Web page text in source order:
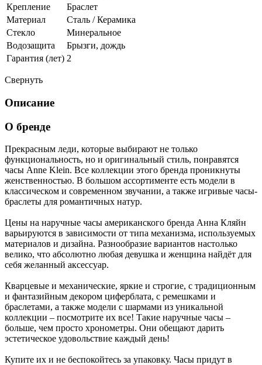
Крепление
Браслет
Материал
Сталь / Керамика
Стекло
Минеральное
Водозащита
Брызги, дождь
Гарантия (лет) 2
Свернуть
Описание
О бренде
Прекрасным леди, которые выбирают не только
функциональность, но и оригинальный стиль, понравятся
часы Anne Klein. Все коллекции этого бренда проникнуты
женственностью. В большом ассортименте есть модели в
классическом и современном звучании, а также игривые часы-
браслеты для романтичных натур.
Цены на наручные часы американского бренда Анна Кляйн
варьируются в зависимости от типа механизма, используемых
материалов и дизайна. Разнообразие вариантов настолько
велико, что абсолютно любая девушка и женщина найдёт для
себя желанный аксессуар.
Кварцевые и механические, яркие и строгие, с традиционным
и фантазийным декором циферблата, с ремешками и
браслетами, а также модели с шармами из уникальной
коллекции – посмотрите их все! Такие наручные часы –
больше, чем просто хронометры. Они обещают дарить
эстетическое удовольствие каждый день!
Купите их и не беспокойтесь за упаковку. Часы придут в